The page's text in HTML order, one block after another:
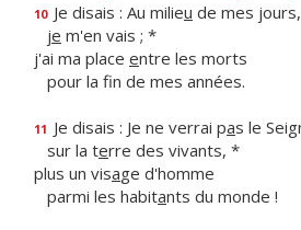
10 Je disais : Au milieu de mes jours,
je m'en vais ; *
j'ai ma place entre les morts
pour la fn de mes années.
11 Je disais : Je ne verrai pas le
sur la terre des vivants, *
plus un visage d'homme
parmi les habitants du monde !